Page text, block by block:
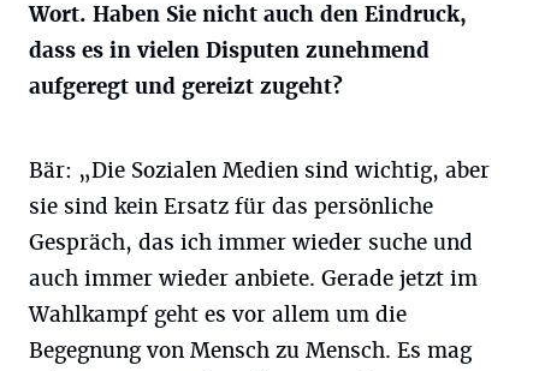
Wort. Haben Sie nicht auch den Eindruck,
dass es in vielen Disputen zunehmend
aufgeregt und gereizt zugeht?
Bär: „Die Sozialen Medien sind wichtig, aber
sie sind kein Ersatz für das persönliche
Gespräch, das ich immer wieder suche und
auch immer wieder anbiete. Gerade jetzt im
Wahlkampf geht es vor allem um die
Begegnung von Mensch zu Mensch. Es mag